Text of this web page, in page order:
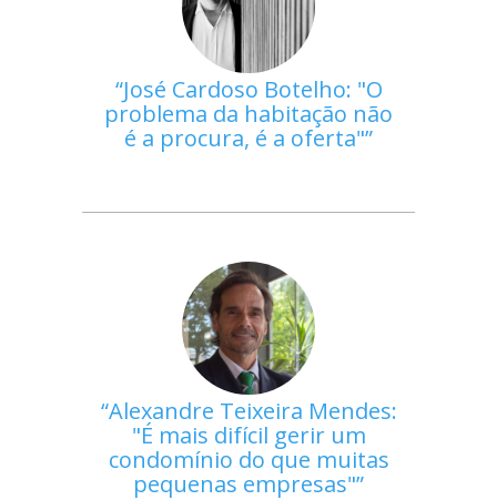
José Cardoso Botelho: "O
problema da habitação não
é a procura, é a oferta"
Alexandre Teixeira Mendes:
"É mais difícil gerir um
condomínio do que muitas
pequenas empresas"